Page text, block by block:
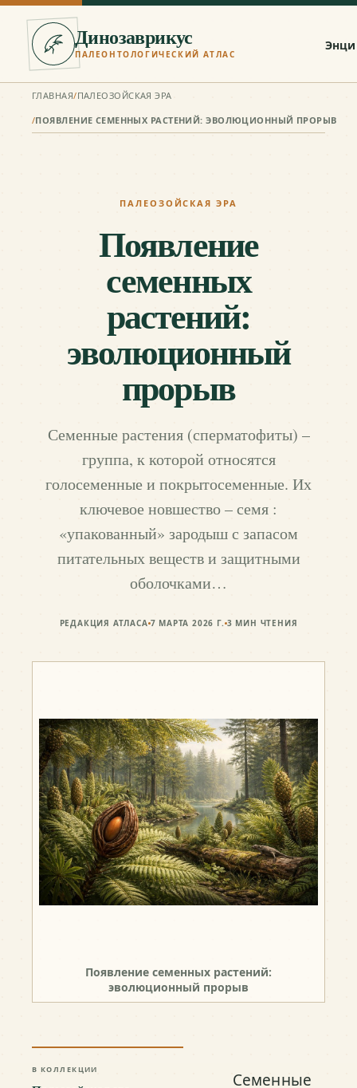
Динозаврикус
ПАЛЕОНТОЛОГИЧЕСКИЙ АТЛАС
ГЛАВНАЯ/ПАЛЕОЗОЙСКАЯ ЭРА
/ПОЯВЛЕНИЕ СЕМЕННЫХ РАСТЕНИЙ: ЭВОЛЮЦИОННЫЙ ПРОРЫВ
ПАЛЕОЗОЙСКАЯ ЭРА
Появление
семенных
растений:
эволюционный
прорыв
Семенные растения (сперматофиты) –
группа, к которой относятся
голосеменные и покрытосеменные. Их
ключевое новшество – семя :
«упакованный» зародыш с запасом
питательных веществ и защитными
оболочками…
РЕДАКЦИЯ АТЛАСА 7 МАРТА 2026 Г. 3 МИН ЧТЕНИЯ
Появление семенных растений:
эволюционный прорыв
В КОЛЛЕКЦИИ
Семенные